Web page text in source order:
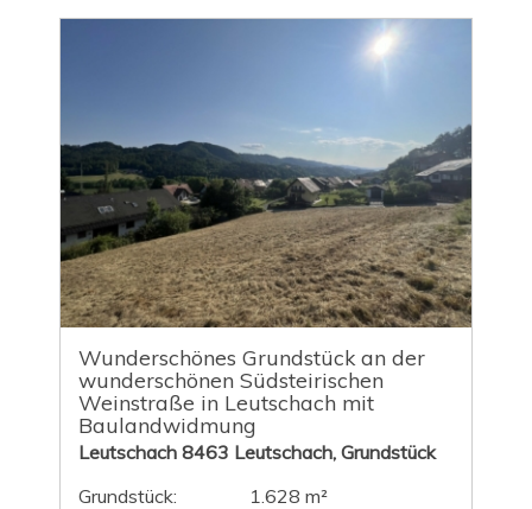
Wunderschönes Grundstück an der
wunderschönen Südsteirischen
Weinstraße in Leutschach mit
Baulandwidmung
Leutschach 8463 Leutschach, Grundstück
Grundstück:
1.628 m²